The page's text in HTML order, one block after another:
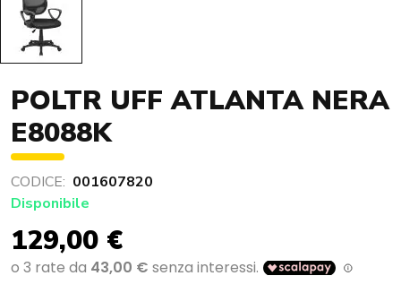
POLTR UFF ATLANTA NERA
E8088K
CODICE: 001607820
Disponibile
129,00 €